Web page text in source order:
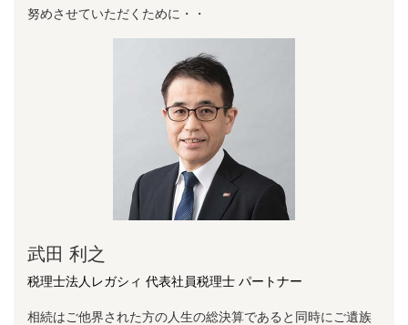
努めさせていただくために・・
武田 利之
税理士法人レガシィ 代表社員税理士 パートナー
相続はご他界された方の人生の総決算であると同時にご遺族